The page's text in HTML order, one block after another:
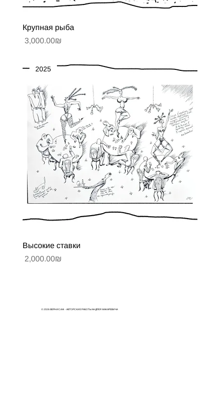
Крупная рыба
Цена
‏3,000.00 ‏₪
2025
Высокие ставки
Цена
‏2,000.00 ‏₪
© 2026 ВЕРНИСАЖ - АВТОРСКИЕ РАБОТЫ АНДРЕЯ МАКАРЕВИЧА